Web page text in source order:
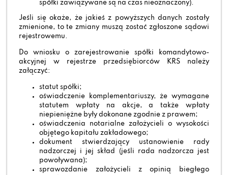
spółki zawiązywane są na czas nieoznaczony).
Jeśli się okaże, że jakieś z powyższych danych zostały
zmienione, to te zmiany muszą zostać zgłoszone sądowi
rejestrowemu.
Do wniosku o zarejestrowanie spółki komandytowo-
akcyjnej w rejestrze przedsiębiorców KRS należy
załączyć:
statut spółki;
oświadczenie komplementariuszy, że wymagane
statutem wpłaty na akcje, a także wpłaty
niepieniężne były dokonane zgodnie z prawem;
oświadczenia notarialne założycieli o wysokości
objętego kapitału zakładowego;
dokument stwierdzający ustanowienie rady
nadzorczej i jej skład (jeśli rada nadzorcza jest
powoływana);
sprawozdanie założycieli z opinią biegłego